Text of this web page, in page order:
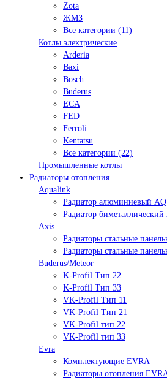
Zota
ЖМЗ
Все категории (11)
Котлы электрические
Arderia
Baxi
Bosch
Buderus
ECA
FED
Ferroli
Kentatsu
Все категории (22)
Промышленные котлы
Радиаторы отопления
Aqualink
Радиатор алюминиевый
Радиатор
Axis
Радиаторы стальные
Радиаторы стальные
Buderus/Meteor
K-Profil Тип 22
K-Profil Тип 33
VK-Profil Тип 11
VK-Profil Тип 21
VK-Profil тип 22
VK-Profil тип 33
Evra
Комплектующие EVRA
Радиаторы отопления